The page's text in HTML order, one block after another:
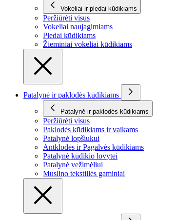
Vokeliai ir pledai kūdikiams
Peržiūrėti visus
Vokeliai naujagimiams
Pledai kūdikiams
Žieminiai vokeliai kūdikiams
Patalynė ir paklodės kūdikiams
Patalynė ir paklodės kūdikiams
Peržiūrėti visus
Paklodės kūdikiams ir vaikams
Patalynė lopšiukui
Antklodės ir Pagalvės kūdikiams
Patalynė kūdikio lovytei
Patalynė vežimėliui
Muslino tekstillės gaminiai